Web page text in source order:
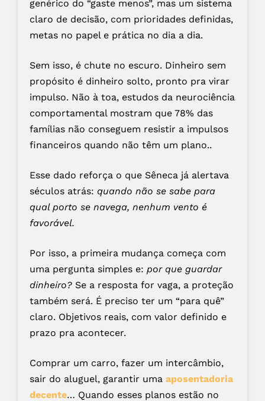
genérico do “gaste menos”, mas um sistema
claro de decisão, com prioridades definidas,
metas no papel e prática no dia a dia.
Sem isso, é chute no escuro. Dinheiro sem
propósito é dinheiro solto, pronto pra virar
impulso. Não à toa, estudos da neurociência
comportamental mostram que 78% das
famílias não conseguem resistir a impulsos
financeiros quando não têm um plano..
Esse dado reforça o que Sêneca já alertava
séculos atrás: quando não se sabe para
qual porto se navega, nenhum vento é
favorável.
Por isso, a primeira mudança começa com
uma pergunta simples e: por que guardar
dinheiro? Se a resposta for vaga, a proteção
também será. É preciso ter um “para quê”
claro. Objetivos reais, com valor definido e
prazo pra acontecer.
Comprar um carro, fazer um intercâmbio,
sair do aluguel, garantir uma aposentadoria
decente… Quando esses planos estão no